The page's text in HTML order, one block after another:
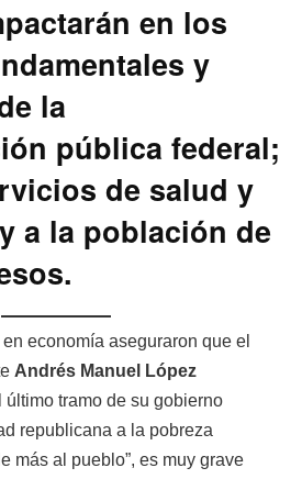
en los
y
la
pública federal;
de salud y
a la población de
economía aseguraron que el
Andrés Manuel López
último tramo de su gobierno
republicana a la pobreza
más al pueblo”, es muy grave